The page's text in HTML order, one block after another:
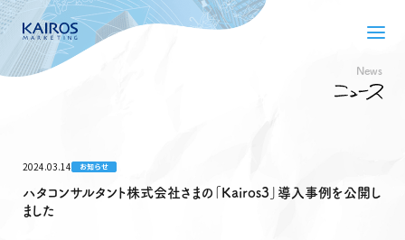
News
2024.03.14 お知らせ
ハタコンサルタント株式会社さまの「Kairos3」導入事例を公開し
ました